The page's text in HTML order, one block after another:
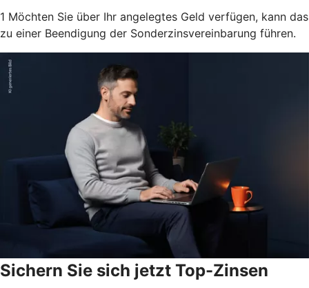
1 Möchten Sie über Ihr angelegtes Geld verfügen, kann das
zu einer Beendigung der Sonderzinsvereinbarung führen.
Sichern Sie sich jetzt Top-Zinsen